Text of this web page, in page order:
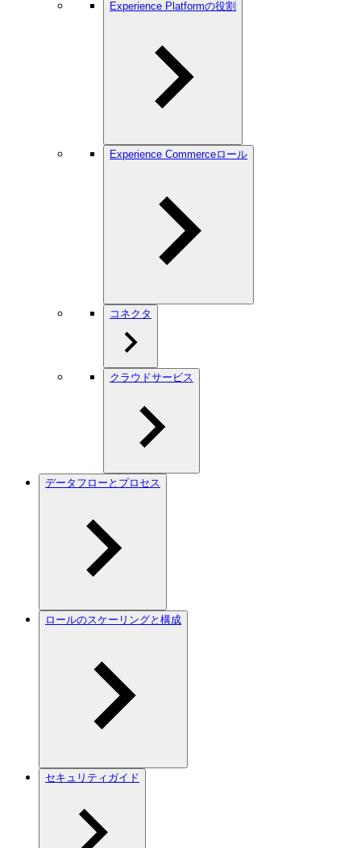
Experience Platformの役割
Experience Commerceロール
コネクタ
クラウドサービス
データフローとプロセス
ロールのスケーリングと構成
セキュリティガイド